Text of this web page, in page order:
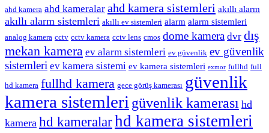
ahd kamera ahd kameralar ahd kamera sistemleri akıllı alarm
akıllı alarm sistemleri akıllı ev sistemleri alarm alarm sistemleri
analog kamera cctv cctv kamera cctv lens cmos dome kamera dvr dış
mekan kamera ev alarm sistemleri ev güvenlik ev güvenlik
sistemleri ev kamera sistemi ev kamera sistemleri exmor fullhd full
hd kamera fullhd kamera gece görüş kamerası güvenlik
kamera sistemleri güvenlik kamerası hd
kamera hd kameralarhd kamera sistemleri